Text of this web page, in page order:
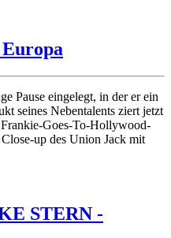
Pause eingelegt, in der er ein
seines Nebentalents ziert jetzt
Frankie-Goes-To-Hollywood-
up des Union Jack mit
STERN -